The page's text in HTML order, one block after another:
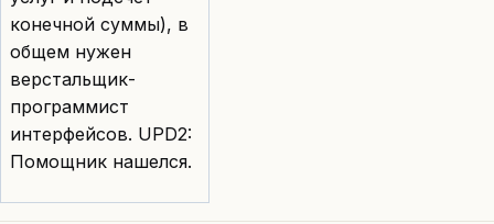
конечной суммы), в
общем нужен
верстальщик-
программист
интерфейсов. UPD2:
Помощник нашелся.